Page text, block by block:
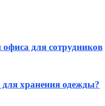
для сотрудников
для хранения одежды?